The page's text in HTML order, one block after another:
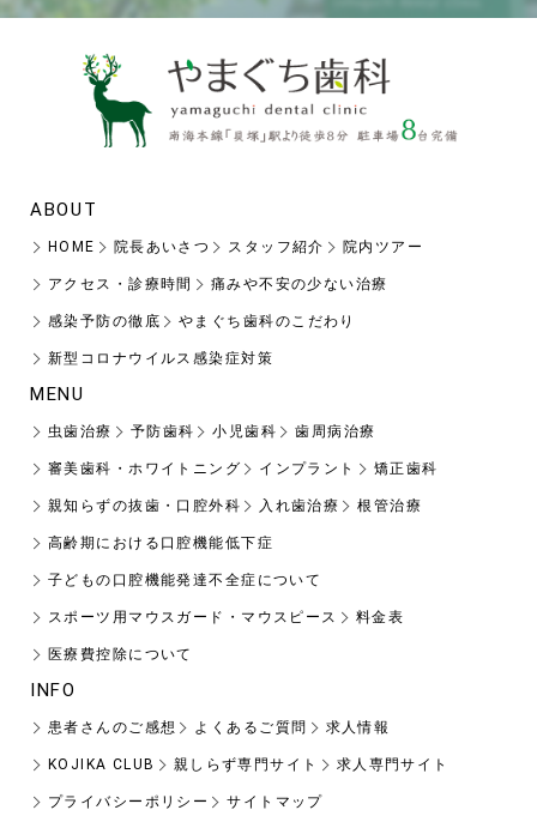
ABOUT
HOME 院長あいさつ スタッフ紹介 院内ツアー
アクセス・診療時間 痛みや不安の少ない治療
感染予防の徹底 やまぐち歯科のこだわり
新型コロナウイルス感染症対策
MENU
虫歯治療 予防歯科 小児歯科 歯周病治療
審美歯科・ホワイトニング インプラント 矯正歯科
親知らずの抜歯・口腔外科 入れ歯治療 根管治療
高齢期における口腔機能低下症
子どもの口腔機能発達不全症について
スポーツ用マウスガード・マウスピース 料金表
医療費控除について
INFO
患者さんのご感想 よくあるご質問 求人情報
KOJIKA CLUB 親しらず専門サイト 求人専門サイト
プライバシーポリシー サイトマップ